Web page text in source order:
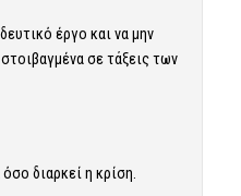
έργο και να μην
σε τάξεις των
διαρκεί η κρίση.